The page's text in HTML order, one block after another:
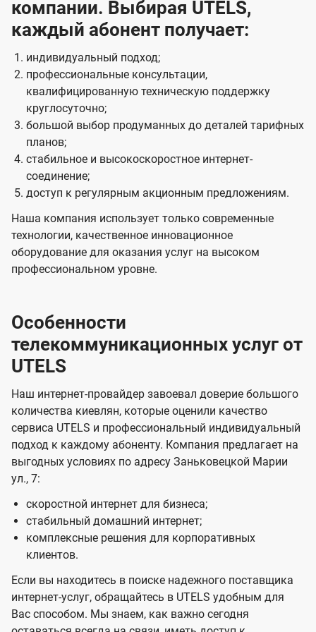
компании. Выбирая UTELS,
каждый абонент получает:
индивидуальный подход;
профессиональные консультации,
квалифицированную техническую поддержку
круглосуточно;
большой выбор продуманных до деталей тарифных
планов;
стабильное и высокоскоростное интернет-
соединение;
доступ к регулярным акционным предложениям.
Наша компания использует только современные
технологии, качественное инновационное
оборудование для оказания услуг на высоком
профессиональном уровне.
Особенности
телекоммуникационных услуг от
UTELS
Наш интернет-провайдер завоевал доверие большого
количества киевлян, которые оценили качество
сервиса UTELS и профессиональный индивидуальный
подход к каждому абоненту. Компания предлагает на
выгодных условиях по адресу Заньковецкой Марии
ул., 7:
скоростной интернет для бизнеса;
стабильный домашний интернет;
комплексные решения для корпоративных
клиентов.
Если вы находитесь в поиске надежного поставщика
интернет-услуг, обращайтесь в UTELS удобным для
Вас способом. Мы знаем, как важно сегодня